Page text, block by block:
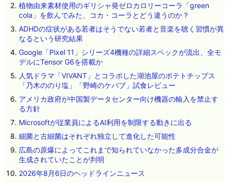
植物由来素材使用のギリシャ発ゼロカロリーコーラ「green
cola」を飲んでみた、コカ・コーラとどう違うのか？
ADHDの症状がある若者はそうでない若者と音楽を聴く習慣が異
なるという研究結果
Google「Pixel 11」シリーズ4機種の詳細スペックが流出、全モ
デルにTensor G6を搭載か
人気ドラマ「VIVANT」とコラボした湖池屋のポテトチップス
「乃木ののり塩」「野崎のケバブ」試食レビュー
アメリカ政府が中国製データセンター向け機器の輸入を禁止す
る方針
Microsoftが従業員によるAI利用を制限する動きに出る
細菌と古細菌はそれぞれ独立して進化した可能性
広島の原爆によってこれまで知られていなかった多成分合金が
生成されていたことが判明
2026年8月6日のヘッドラインニュース